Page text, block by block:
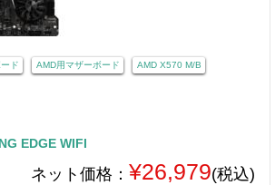
ド AMD用マザーボード AMD X570 M/B
EDGE WIFI
ネット価格： ¥26,979(税込)